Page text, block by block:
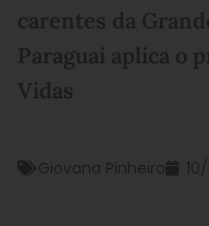
carentes da
Paraguai aplica o
Vidas
Giovana Pinheiro